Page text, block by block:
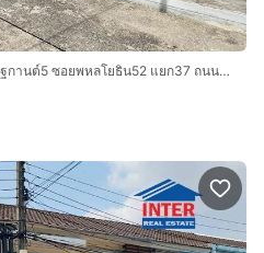
ทาวน์เฮ้าส์ 2 ชั้น 18 ตร.ว. หมู่บ้านณัฐกานต์5 ซอยพหลโยธิน52 แยก37 ถนนพหลโยธิน37 เขตสายไหม กรุงเทพมหานคร